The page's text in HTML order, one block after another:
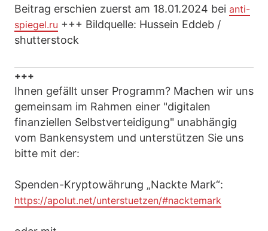
Beitrag erschien zuerst am 18.01.2024 bei anti-
spiegel.ru +++ Bildquelle: Hussein Eddeb /
shutterstock
+++
Ihnen gefällt unser Programm? Machen wir uns
gemeinsam im Rahmen einer "digitalen
finanziellen Selbstverteidigung" unabhängig
vom Bankensystem und unterstützen Sie uns
bitte mit der:
Spenden-Kryptowährung „Nackte Mark“:
https://apolut.net/unterstuetzen/#nacktemark